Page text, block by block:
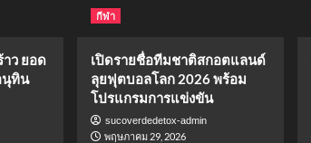
ว ยอด
นุทิน
กีฬา
เปิดรายชื่อทีมชาติสกอตแลนด์
ลุยฟุตบอลโลก 2026 พร้อม
โปรแกรมการแข่งขัน
sucoverdedetox-admin
พฤษภาคม 29, 2026